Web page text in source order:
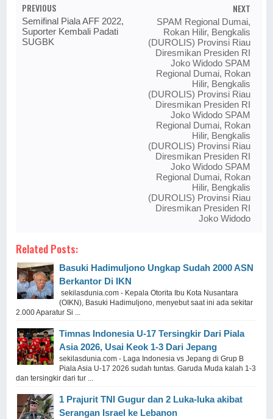
PREVIOUS
Semifinal Piala AFF 2022,
Suporter Kembali Padati
SUGBK
NEXT
SPAM Regional Dumai,
Rokan Hilir, Bengkalis
(DUROLIS) Provinsi Riau
Diresmikan Presiden RI
Joko Widodo SPAM
Regional Dumai, Rokan
Hilir, Bengkalis
(DUROLIS) Provinsi Riau
Diresmikan Presiden RI
Joko Widodo SPAM
Regional Dumai, Rokan
Hilir, Bengkalis
(DUROLIS) Provinsi Riau
Diresmikan Presiden RI
Joko Widodo SPAM
Regional Dumai, Rokan
Hilir, Bengkalis
(DUROLIS) Provinsi Riau
Diresmikan Presiden RI
Joko Widodo
Related Posts:
Basuki Hadimuljono Ungkap Sudah 2000 ASN
Berkantor Di IKN
sekilasdunia.com - Kepala Otorita Ibu Kota Nusantara
(OIKN), Basuki Hadimuljono, menyebut saat ini ada sekitar
2.000 Aparatur Si ...
Timnas Indonesia U-17 Tersingkir Dari Piala
Asia 2026, Usai Keok 1-3 Dari Jepang
sekilasdunia.com - Laga Indonesia vs Jepang di Grup B
Piala Asia U-17 2026 sudah tuntas. Garuda Muda kalah 1-3
dan tersingkir dari tur ...
1 Prajurit TNI Gugur dan 2 Luka-luka akibat
Serangan Israel ke Lebanon